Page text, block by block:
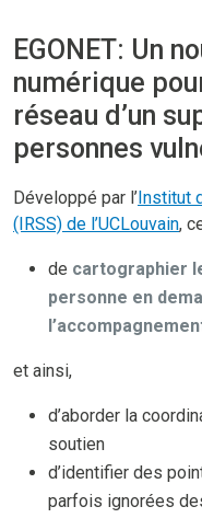
EGONET: Un
numérique
réseau d’un
personnes
Développé par l’Institut
(IRSS) de l’UCLouvain,
de cartographier
personne en
et ainsi,
d’aborder la
soutien
d’identifier des
parfois ignorées